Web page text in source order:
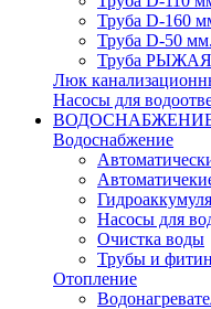
Труба D-160
Труба D-50 мм.
Труба РЫЖАЯ
Люк
Насосы для
Водоснабжение
Насосы для
Очистка воды
Трубы и
Отопление